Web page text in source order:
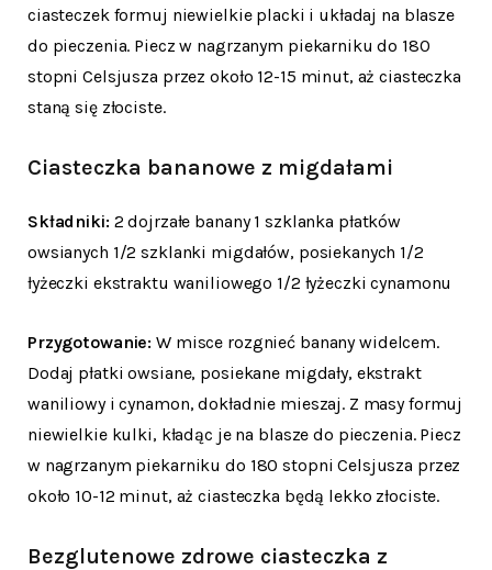
ciasteczek formuj niewielkie placki i układaj na blasze
do pieczenia. Piecz w nagrzanym piekarniku do 180
stopni Celsjusza przez około 12-15 minut, aż ciasteczka
staną się złociste.
Ciasteczka bananowe z migdałami
Składniki: 2 dojrzałe banany 1 szklanka płatków
owsianych 1/2 szklanki migdałów, posiekanych 1/2
łyżeczki ekstraktu waniliowego 1/2 łyżeczki cynamonu
Przygotowanie: W misce rozgnieć banany widelcem.
Dodaj płatki owsiane, posiekane migdały, ekstrakt
waniliowy i cynamon, dokładnie mieszaj. Z masy formuj
niewielkie kulki, kładąc je na blasze do pieczenia. Piecz
w nagrzanym piekarniku do 180 stopni Celsjusza przez
około 10-12 minut, aż ciasteczka będą lekko złociste.
Bezglutenowe zdrowe ciasteczka z